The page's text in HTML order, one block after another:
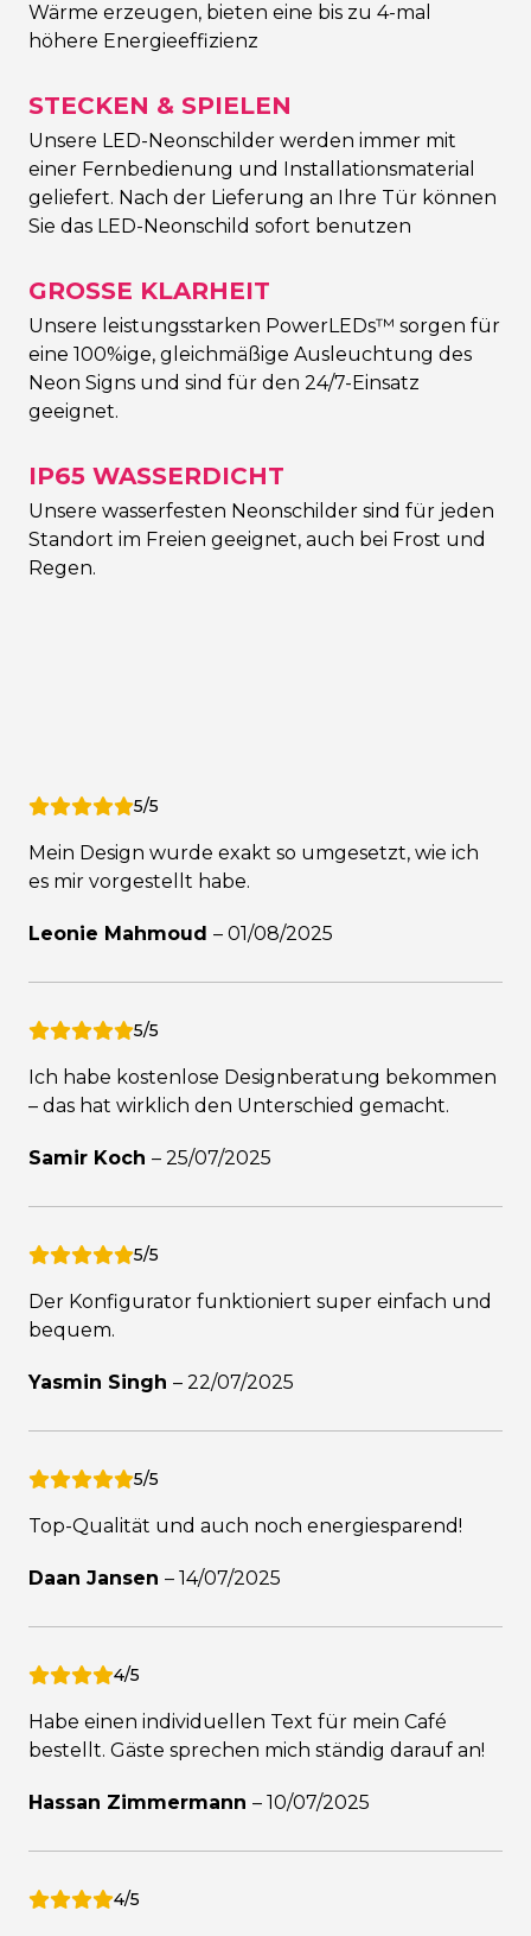
Wärme erzeugen, bieten eine bis zu 4-mal
höhere Energieeffizienz
STECKEN & SPIELEN
Unsere LED-Neonschilder werden immer mit
einer Fernbedienung und Installationsmaterial
geliefert. Nach der Lieferung an Ihre Tür können
Sie das LED-Neonschild sofort benutzen
GROSSE KLARHEIT
Unsere leistungsstarken PowerLEDs™ sorgen für
eine 100%ige, gleichmäßige Ausleuchtung des
Neon Signs und sind für den 24/7-Einsatz
geeignet.
IP65 WASSERDICHT
Unsere wasserfesten Neonschilder sind für jeden
Standort im Freien geeignet, auch bei Frost und
Regen.
5/5
Mein Design wurde exakt so umgesetzt, wie ich
es mir vorgestellt habe.
Leonie Mahmoud – 01/08/2025
5/5
Ich habe kostenlose Designberatung bekommen
– das hat wirklich den Unterschied gemacht.
Samir Koch – 25/07/2025
5/5
Der Konfigurator funktioniert super einfach und
bequem.
Yasmin Singh – 22/07/2025
5/5
Top-Qualität und auch noch energiesparend!
Daan Jansen – 14/07/2025
4/5
Habe einen individuellen Text für mein Café
bestellt. Gäste sprechen mich ständig darauf an!
Hassan Zimmermann – 10/07/2025
4/5